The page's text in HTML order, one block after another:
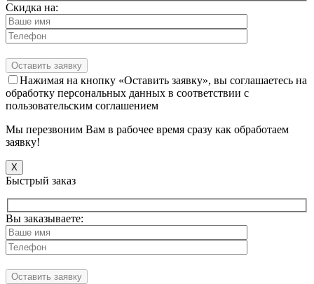
Скидка на:
Нажимая на кнопку «Оставить заявку», вы соглашаетесь на
обработку персональных данных в соответствии с
пользовательским соглашением
Мы перезвоним Вам в рабочее время сразу как обработаем
заявку!
X
Быстрый заказ
Вы заказываете: